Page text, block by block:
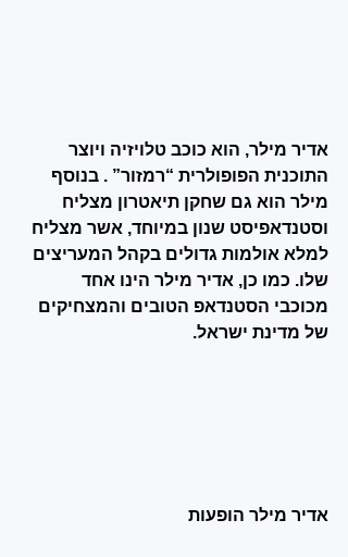
אדיר מילר, הוא כוכב טלויזיה ויוצר
התוכנית הפופולרית “רמזור” . בנוסף
מילר הוא גם שחקן תיאטרון מצליח
וסטנדאפיסט שנון במיוחד, אשר מצליח
למלא אולמות גדולים בקהל המעריצים
שלו. כמו כן, אדיר מילר הינו אחד
מכוכבי הסטנדאפ הטובים והמצחיקים
של מדינת ישראל.
אדיר מילר הופעות